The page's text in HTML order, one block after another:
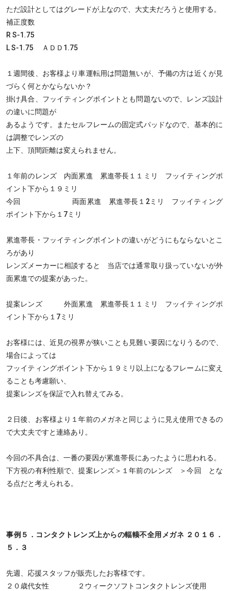
ただ設計としてはグレードが上なので、大丈夫だろうと使用する。
補正度数
R S-1.75
L S-1.75 ＡＤＤ1.75
１週間後、お客様より車運転用は問題無いが、予備の方は近くが見
づらく何とかならないか？
掛け具合、フッイティングポイントとも問題ないので、レンズ設計
の違いに問題が
あるようです。またセルフレームの固定式パッドなので、基本的に
は調整でレンズの
上下、頂間距離は変えられません。
１年前のレンズ 内面累進 累進帯長１１ミリ フッイティングポ
イント下から１９ミリ
今回 両面累進 累進帯長１2ミリ フッイティング
ポイント下から１7ミリ
累進帯長・フッイティングポイントの違いがどうにもならないとこ
ろがあり
レンズメーカーに相談すると 当店では通常取り扱っていないが外
面累進での提案があった。
提案レンズ 外面累進 累進帯長１１ミリ フッイティングポ
イント下から１7ミリ
お客様には、近見の視界が狭いことも見難い要因になりうるので、
場合によっては
フッイティングポイント下から１９ミリ以上になるフレームに変え
ることも考慮願い、
提案レンズを保証で入れ替えてみる。
２日後、お客様より１年前のメガネと同じように見え使用できるの
で大丈夫ですと連絡あり。
今回の不具合は、一番の要因が累進帯長にあったように思われる。
下方視の有利性順で、提案レンズ＞１年前のレンズ ＞今回 とな
る点だと考えられる。
事例５．コンタクトレンズ上からの輻輳不全用メガネ ２０１６．
５．３
先週、応援スタッフが販売したお客様です。
２０歳代女性 ２ウィークソフトコンタクトレンズ使用